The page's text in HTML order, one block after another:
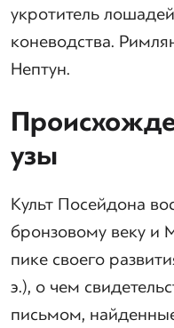
укротитель
коневодства.
Нептун.
узы
Культ Посейдона
бронзовому веку и
пике своего
э.), о чем
письмом,